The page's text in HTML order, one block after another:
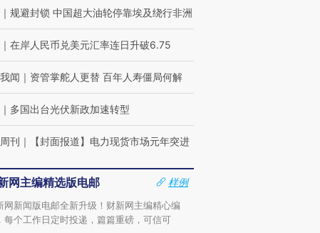
｜ 规避封锁 中国超大油轮停靠埃及绕行非洲
｜ 在岸人民币兑美元汇率连日升破6.75
闻 ｜ 资管掌舵人更替 百年人寿僵局何解
｜ 多国出台光伏新政加速转型
刊 ｜ 【封面报道】电力现货市场元年突进
网主编精选版电邮
样例
网新闻版电邮全新升级！财新网主编精心编
每个工作日定时投递，篇篇重磅，可信可